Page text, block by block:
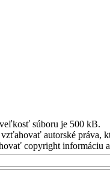
súboru je 500 kB.
autorské práva,
copyright informáciu